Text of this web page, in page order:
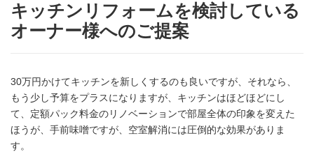
キッチンリフォームを検討している
オーナー様へのご提案
30万円かけてキッチンを新しくするのも良いですが、それなら、
もう少し予算をプラスになりますが、キッチンはほどほどにし
て、定額パック料金のリノベーションで部屋全体の印象を変えた
ほうが、手前味噌ですが、空室解消には圧倒的な効果がありま
す。